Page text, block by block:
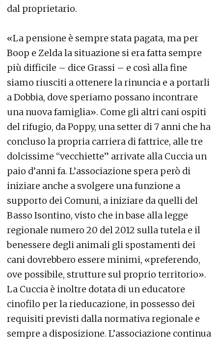
dal proprietario.
«La pensione è sempre stata pagata, ma per
Boop e Zelda la situazione si era fatta sempre
più difficile – dice Grassi – e così alla fine
siamo riusciti a ottenere la rinuncia e a portarli
a Dobbia, dove speriamo possano incontrare
una nuova famiglia». Come gli altri cani ospiti
del rifugio, da Poppy, una setter di 7 anni che ha
concluso la propria carriera di fattrice, alle tre
dolcissime “vecchiette” arrivate alla Cuccia un
paio d’anni fa. L’associazione spera però di
iniziare anche a svolgere una funzione a
supporto dei Comuni, a iniziare da quelli del
Basso Isontino, visto che in base alla legge
regionale numero 20 del 2012 sulla tutela e il
benessere degli animali gli spostamenti dei
cani dovrebbero essere minimi, «preferendo,
ove possibile, strutture sul proprio territorio».
La Cuccia è inoltre dotata di un educatore
cinofilo per la rieducazione, in possesso dei
requisiti previsti dalla normativa regionale e
sempre a disposizione. L’associazione continua